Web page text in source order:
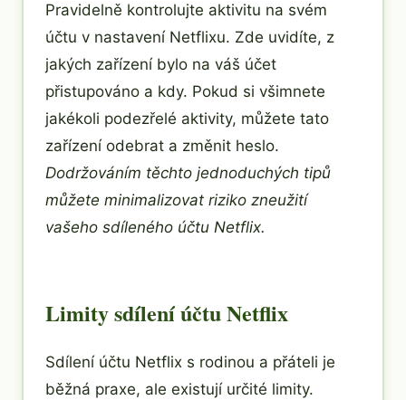
Pravidelně kontrolujte aktivitu na svém
účtu v nastavení Netflixu. Zde uvidíte, z
jakých zařízení bylo na váš účet
přistupováno a kdy. Pokud si všimnete
jakékoli podezřelé aktivity, můžete tato
zařízení odebrat a změnit heslo.
Dodržováním těchto jednoduchých tipů
můžete minimalizovat riziko zneužití
vašeho sdíleného účtu Netflix.
Limity sdílení účtu Netflix
Sdílení účtu Netflix s rodinou a přáteli je
běžná praxe, ale existují určité limity.